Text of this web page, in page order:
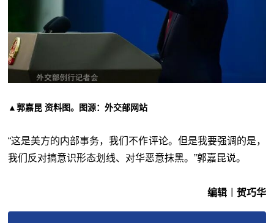
▲郭嘉昆 资料图。图源：外交部网站
“这是美方的内部事务，我们不作评论。但是我要强调的是，
我们反对搞意识形态划线、对华恶意抹黑。”郭嘉昆说。
编辑︱贺巧华